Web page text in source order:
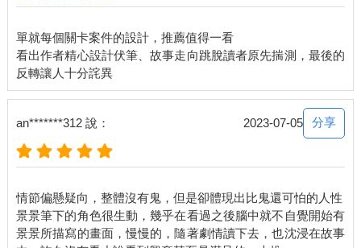
等於當場出局。
第三個人湊到莊天然耳邊，即使莊天然心有定數，但當冰冷的寒
意靠近他的右耳時，依舊讓他緊張得繃緊神經，直到身旁的人在
他耳邊吐出一句話：「&*%#^」。
嗓音模糊而沙啞，一開始莊天然沒聽清楚，下意識看向旁邊的
人，那人朝他咧開嘴角，漫無焦距的瞳孔像是看透一切，再次重
是一連串詭異且毫無次序的話，像是麥克風的雜訊。
無論如何，人類都不可能發出這樣的聲音。
所有冰棍無聲地看著莊天然，他們都在等他開口。
只要說錯一次就是必死無疑。
莊天然張口，卻不知從何說。
單就每個關卡案件的設計，推薦值得一看
看出作者精心設計伏筆、故事走向跳脫讀者原先揣測，最後的
反轉讓人十分詫異
an*******312 說： 2023-07-05 分享
情節偏懸疑向，整體沒有鬼，但是卻體現出比鬼還可怕的人性
景景筆下的角色很生動，幾乎在看過之後腦中就不自覺開始有
景景所描寫的畫面，慢慢的，隨著劇情讀下去，也沈浸在故事